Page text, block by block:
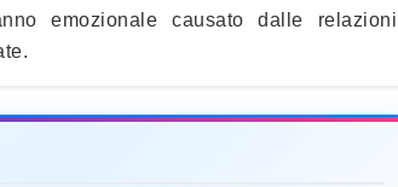
emozionale causato dalle relazioni